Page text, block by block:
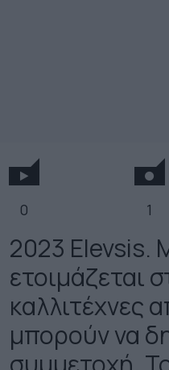
0 1
2023 Elevsis.
ετοιμάζεται
καλλιτέχνες
μπορούν να